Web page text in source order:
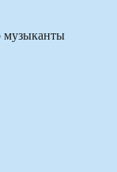
музыканты